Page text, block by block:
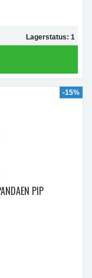
Lagerstatus: 1
-15%
PIP